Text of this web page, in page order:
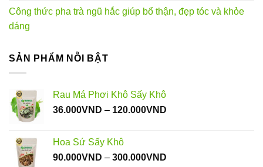
Công thức pha trà ngũ hắc giúp bổ thận, đẹp tóc và khỏe
dáng
SẢN PHẨM NỖI BẬT
Rau Má Phơi Khô Sấy Khô
36.000VND – 120.000VND
Hoa Sứ Sấy Khô
90.000VND – 300.000VND